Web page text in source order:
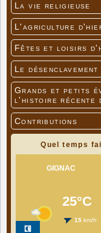
La vie religieuse
L'agriculture
Fêtes et loisirs
Le
Grands et petits
l'histoire récente
Contributions
Quel temps